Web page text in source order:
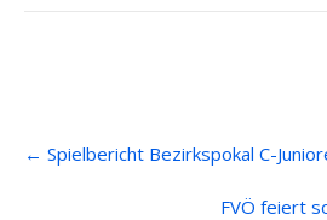
navigation
← Spielbericht Bezirkspokal C-
FVÖ feiert